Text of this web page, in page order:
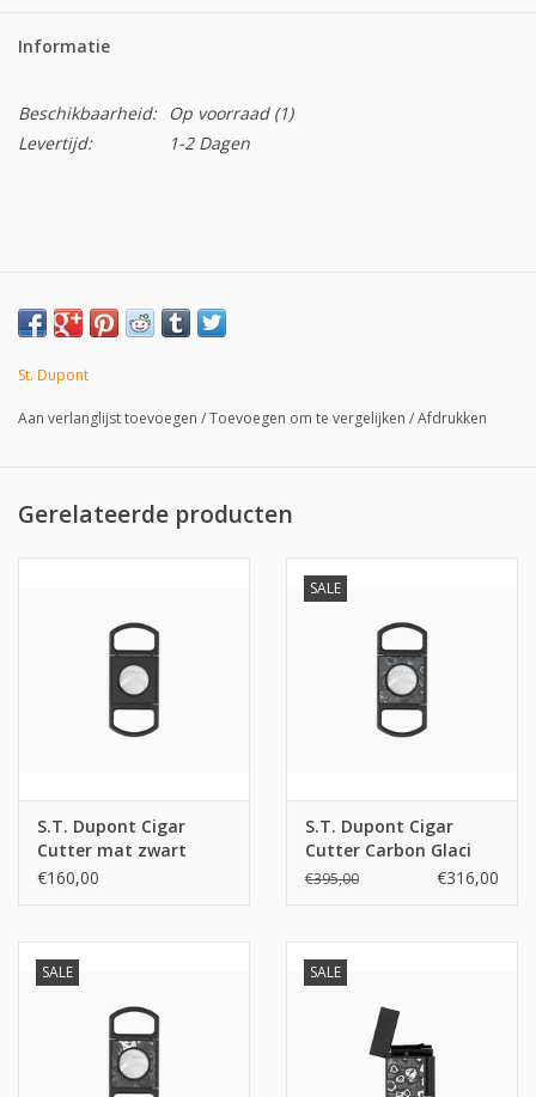
Informatie
Beschikbaarheid: Op voorraad(1)
Levertijd:
1-2 Dagen
St. Dupont
Aan verlanglijst toevoegen /Toevoegen om te vergelijken /Afdrukken
Gerelateerde producten
S.T. Dupont Cigar
Cutter mat zwart
€160,00
SALE
S.T. Dupont Cigar
Cutter Carbon Glaci
Cave
€395,00 €316,00
SALE SALE